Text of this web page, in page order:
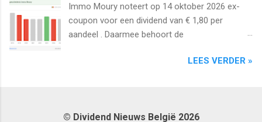
Immo Moury noteert op 14 oktober 2026 ex-
coupon voor een dividend van € 1,80 per
aandeel . Daarmee behoort de
aandelen die dit jaar nog ex-coupon noteren.
LEES VERDER »
© Dividend Nieuws België 2026